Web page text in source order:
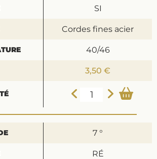
SI
Cordes fines acier
40/46
3,50 €
7 °
RÉ